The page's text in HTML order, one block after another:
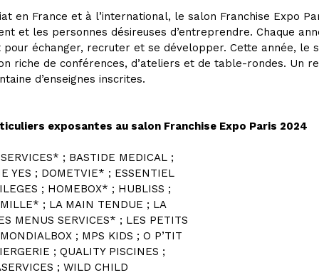
en France et à l’international, le salon Franchise Expo
et les personnes désireuses d’entreprendre. Chaque
échanger, recruter et se développer. Cette année, le
riche de conférences, d’ateliers et de table-rondes. Un
d’enseignes inscrites.
exposantes au salon Franchise Expo Paris 2024
; BASTIDE MEDICAL ;
YES ; DOMETVIE* ; ESSENTIEL
; HOMEBOX* ; HUBLISS ;
; LA MAIN TENDUE ; LA
MENUS SERVICES* ; LES PETITS
; MPS KIDS ; O P’TIT
; QUALITY PISCINES ;
; WILD CHILD